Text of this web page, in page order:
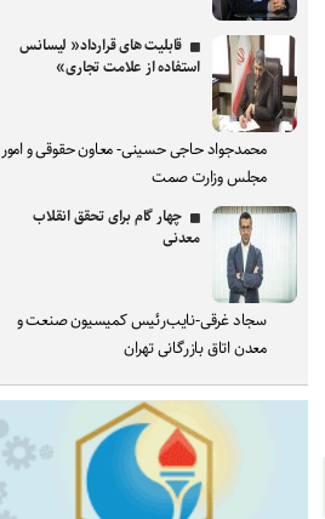
قابلیت های قرارداد« لیسانس
استفاده از علامت تجاری»
محمدجواد حاجی حسینی- معاون حقوقی و امور
مجلس وزارت صمت
چهار گام برای تحقق انقلاب
معدنی
سجاد غرقی-نایب‌رئیس کمیسیون صنعت و
معدن اتاق بازرگانی تهران